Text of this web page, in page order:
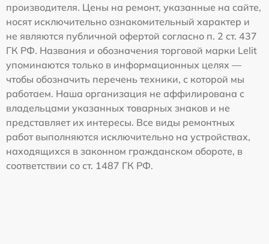
производителя. Цены на ремонт, указанные на сайте,
носят исключительно ознакомительный характер и
не являются публичной офертой согласно п. 2 ст. 437
ГК РФ. Названия и обозначения торговой марки Lelit
упоминаются только в информационных целях —
чтобы обозначить перечень техники, с которой мы
работаем. Наша организация не аффилирована с
владельцами указанных товарных знаков и не
представляет их интересы. Все виды ремонтных
работ выполняются исключительно на устройствах,
находящихся в законном гражданском обороте, в
соответствии со ст. 1487 ГК РФ.